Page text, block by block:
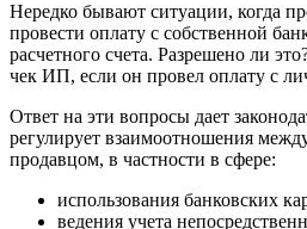
Нередко бывают ситуации, когда
провести оплату с собственной
расчетного счета. Разрешено ли
чек ИП, если он провел оплату с
Ответ на эти вопросы дает
регулирует взаимоотношения
продавцом, в частности в сфере:
использования банковских
ведения учета